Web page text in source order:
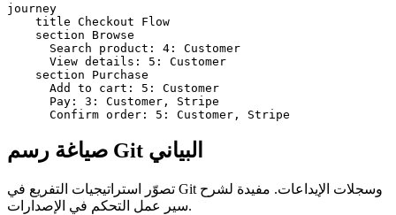
journey
    title Checkout Flow
    section Browse
      Search product: 4: Customer
      View details: 5: Customer
    section Purchase
      Add to cart: 5: Customer
      Pay: 3: Customer, Stripe
      Confirm order: 5: Customer, Stripe
صياغة رسم Git البياني
تصوّر استراتيجيات التفريع في Git وسجلات الإيداعات. مفيدة لشرح
سير عمل التحكم في الإصدارات.